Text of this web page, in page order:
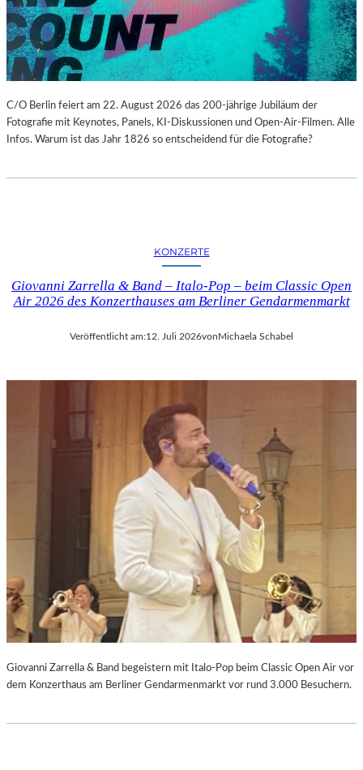
C/O Berlin feiert am 22. August 2026 das 200-jährige Jubiläum der
Fotografie mit Keynotes, Panels, KI-Diskussionen und Open-Air-Filmen. Alle
Infos. Warum ist das Jahr 1826 so entscheidend für die Fotografie?
KONZERTE
Giovanni Zarrella & Band – Italo-Pop – beim Classic Open
Air 2026 des Konzerthauses am Berliner Gendarmenmarkt
Veröffentlicht am:12. Juli 2026von Michaela Schabel
Giovanni Zarrella & Band begeistern mit Italo-Pop beim Classic Open Air vor
dem Konzerthaus am Berliner Gendarmenmarkt vor rund 3.000 Besuchern.